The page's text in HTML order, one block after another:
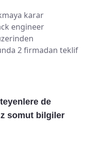
karar
engineer
2 firmadan teklif
de
somut bilgiler